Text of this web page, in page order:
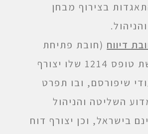
בצירוף מבחן
דיווח (חובת פתיחת
תיק, הגשת טופס 1214 שלו יצורף
שיפורסם, ובו תפרט
השליטה והניהול
בישראל, וכן יצורף דוח